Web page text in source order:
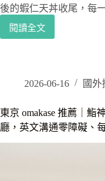
後的蝦仁天丼收尾，每
閱讀全文
天
や
し
｜
日
2026-06-16 國
東京 omakase 推薦｜鮨
廳，英文溝通零障礙、